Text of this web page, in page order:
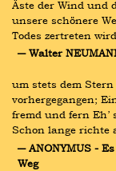
Äste der Wind und
unsere schönere
Todes zertreten
― Walter
um stets dem
vorhergegangen;
fremd und fern Eh’
Schon lange
― ANONYMUS -
Weg